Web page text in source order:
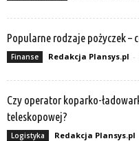
Popularne rodzaje pożyczek –
Finanse Redakcja Plansys.pl -
Czy operator koparko-
teleskopowej?
Logistyka Redakcja Plansys.pl